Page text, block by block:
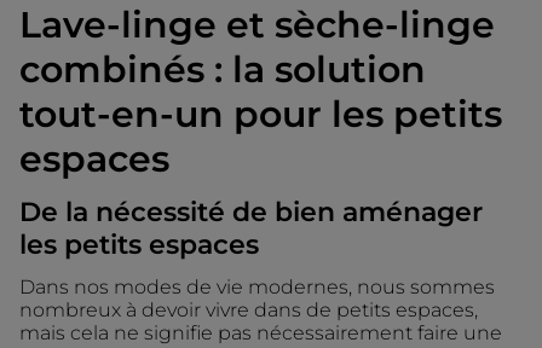
Lave-linge et sèche-linge
combinés : la solution
tout-en-un pour les petits
espaces
De la nécessité de bien aménager
les petits espaces
Dans nos modes de vie modernes, nous sommes
nombreux à devoir vivre dans de petits espaces,
mais cela ne signifie pas nécessairement faire une